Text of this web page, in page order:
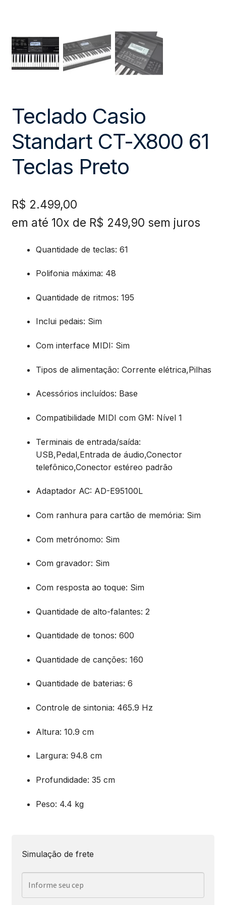
Teclado Casio
Standart CT-X800 61
Teclas Preto
R$ 2.499,00
em até 10x de R$ 249,90 sem juros
Quantidade de teclas: 61
Polifonia máxima: 48
Quantidade de ritmos: 195
Inclui pedais: Sim
Com interface MIDI: Sim
Tipos de alimentação: Corrente elétrica,Pilhas
Acessórios incluídos: Base
Compatibilidade MIDI com GM: Nível 1
Terminais de entrada/saída:
USB,Pedal,Entrada de áudio,Conector
telefônico,Conector estéreo padrão
Adaptador AC: AD-E95100L
Com ranhura para cartão de memória: Sim
Com metrónomo: Sim
Com gravador: Sim
Com resposta ao toque: Sim
Quantidade de alto-falantes: 2
Quantidade de tonos: 600
Quantidade de canções: 160
Quantidade de baterias: 6
Controle de sintonia: 465.9 Hz
Altura: 10.9 cm
Largura: 94.8 cm
Profundidade: 35 cm
Peso: 4.4 kg
Simulação de frete